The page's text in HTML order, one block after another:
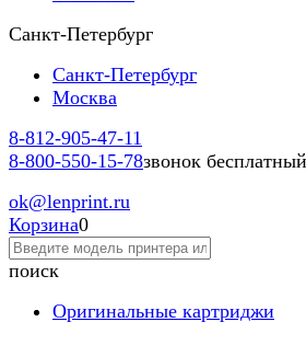
Санкт-Петербург
Санкт-Петербург
Москва
8-812-905-47-11
8-800-550-15-78звонок бесплатный
ok@lenprint.ru
Корзина0
поиск
Оригинальные картриджи